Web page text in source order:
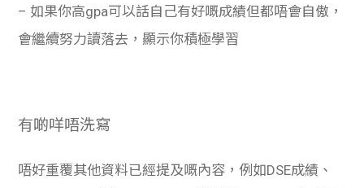
– 如果你高gpa可以話自己有好嘅成績但都唔會自傲，
會繼續努力讀落去，顯示你積極學習
有啲咩唔洗寫
唔好重覆其他資料已經提及嘅內容，例如DSE成績、